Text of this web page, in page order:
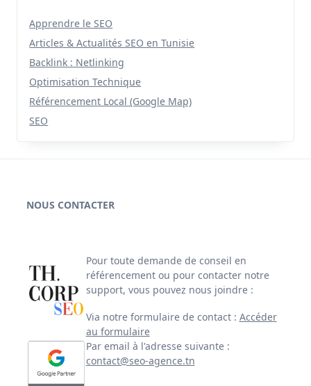
Apprendre le SEO
Articles & Actualités SEO en Tunisie
Backlink : Netlinking
Optimisation Technique
Référencement Local (Google Map)
SEO
NOUS CONTACTER
Pour toute demande de conseil en
référencement ou pour contacter notre
support, vous pouvez nous joindre :
Via notre formulaire de contact : Accéder
au formulaire
Par email à l'adresse suivante :
contact@seo-agence.tn